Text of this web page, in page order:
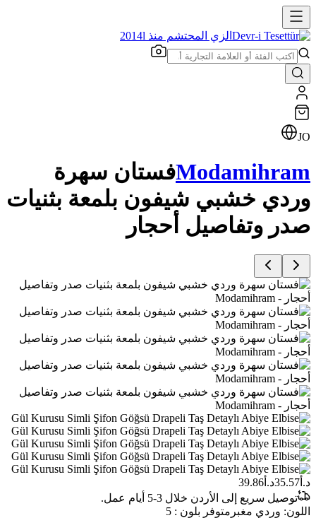
الزي المحتشم منذ 2014l
JO
Modamihramفستان سهرة
وردي خشبي شيفون بلمعة بثنيات
صدر وتفاصيل أحجار
د.أ35.57
د.أ39.86
توصيل سريع إلى الأردن خلال 3-5 أيام عمل.
اللون: وردي مغبر متوفر بلون : 5